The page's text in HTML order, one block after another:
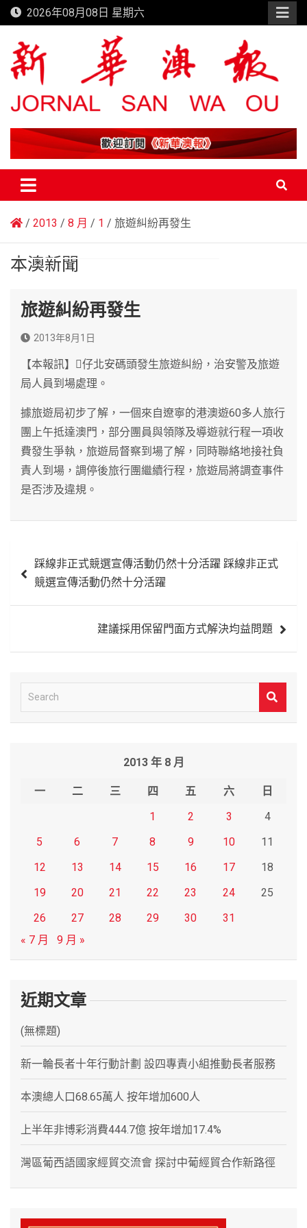
Skip
to
content
2026年08月08日 星期六
新華澳報
2013 8 月 1 旅遊糾紛再發生
本澳新聞
旅遊糾紛再發生
2013年8月1日
【本報訊】仔北安碼頭發生旅遊糾紛，治安警及旅遊
局人員到場處理。
據旅遊局初步了解，一個來自遼寧的港澳遊60多人旅行
團上午抵達澳門，部分團員與領隊及導遊就行程一項收
費發生爭執，旅遊局督察到場了解，同時聯絡地接社負
責人到場，調停後旅行團繼續行程，旅遊局將調查事件
是否涉及違規。
章
踩線非正式競選宣傳活動仍然十分活躍 踩線非正式
競選宣傳活動仍然十分活躍
建議採用保留門面方式解決均益問題
e
2013 年 8 月
一 二 三 四 五 六
日
1
2 3
4
5
6 7 8 9 10
11
12
13 14 15 16 17
18
19
20 21 22 23 24
25
26
27 28 29 30
31
« 7 月
9 月 »
近期文章
(無標題)
新一輪長者十年行動計劃 設四專責小組推動長者服務
本澳總人口68.65萬人 按年增加600人
上半年非博彩消費444.7億 按年增加17.4%
灣區葡西語國家經貿交流會 探討中葡經貿合作新路徑